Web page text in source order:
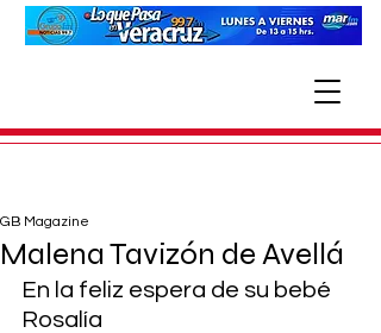
Malena Tavizón de Avellá
GB Magazine
En la feliz espera de su bebé
Rosalía